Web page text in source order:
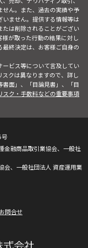
せん。また、過去の実績や予
ません。提供する情報等は
は削除されることがござい
が取った行動の結果に対し
終決定は、お客様ご自身の
ビス等について言及してい
クは異なりますので、詳し
面」、「目論見書」、「目
スク・手数料などの重要事項
金融商品取引業協会、一般社
会、一般社団法人 資産運用業
お問合せ